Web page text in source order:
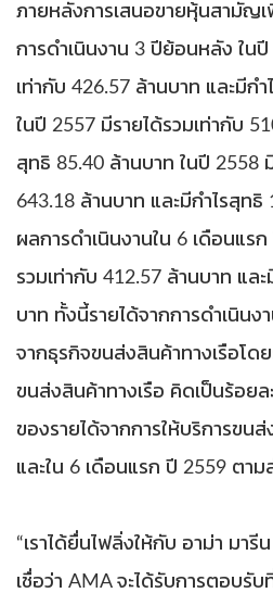
ภายหลังการเสนอขายหุ้นสามัญ
การดำเนินงาน 3 ปีย้อนหลัง ใน
เท่ากับ 426.57 ล้านบาท และมีก
ในปี 2557 มีรายได้รวมเท่ากับ
สุทธิ 85.40 ล้านบาท ในปี 2558
643.18 ล้านบาท และมีกำไรสุท
ผลการดำเนินงานใน 6 เดือนแร
รวมเท่ากับ 412.57 ล้านบาท แล
บาท ทั้งนี้รายได้จากการดำเนิน
จากธุรกิจขนส่งสินค้าทางเรือโด
ขนส่งสินค้าทางเรือ คิดเป็นร้อยล
ของรายได้จากการให้บริการขน
และใน 6 เดือนแรก ปี 2559 ตาม
“เราได้ยื่นไฟลิ่งให้กับ อาม่า มารี
เชื่อว่า AMA จะได้รับการตอบรับ